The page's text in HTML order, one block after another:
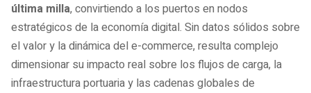
última milla, convirtiendo a los puertos en nodos
estratégicos de la economía digital. Sin datos sólidos sobre
el valor y la dinámica del e-commerce, resulta complejo
dimensionar su impacto real sobre los flujos de carga, la
infraestructura portuaria y las cadenas globales de